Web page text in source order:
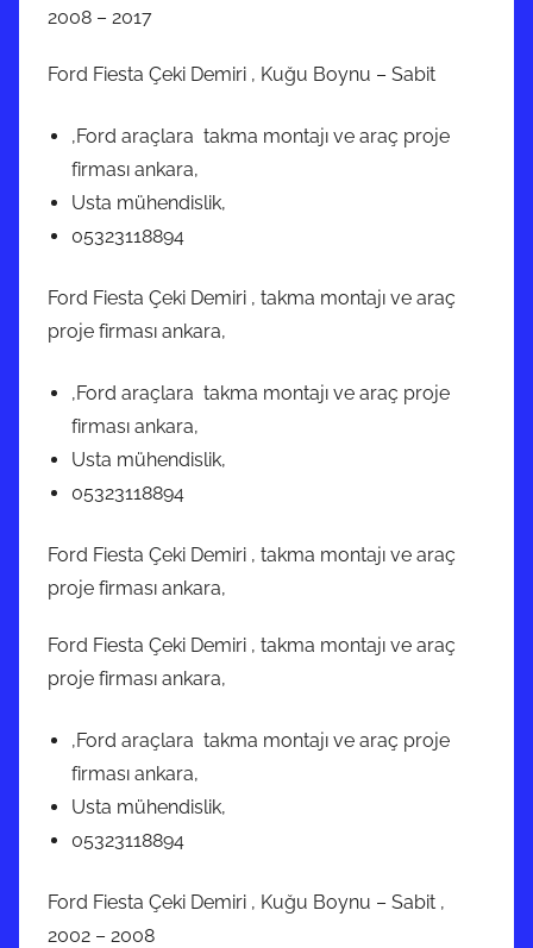
2008 – 2017
Ford Fiesta Çeki Demiri , Kuğu Boynu – Sabit
,Ford araçlara takma montajı ve araç proje
firması ankara,
Usta mühendislik,
05323118894
Ford Fiesta Çeki Demiri , takma montajı ve araç
proje firması ankara,
,Ford araçlara takma montajı ve araç proje
firması ankara,
Usta mühendislik,
05323118894
Ford Fiesta Çeki Demiri , takma montajı ve araç
proje firması ankara,
Ford Fiesta Çeki Demiri , takma montajı ve araç
proje firması ankara,
,Ford araçlara takma montajı ve araç proje
firması ankara,
Usta mühendislik,
05323118894
Ford Fiesta Çeki Demiri , Kuğu Boynu – Sabit ,
2002 – 2008